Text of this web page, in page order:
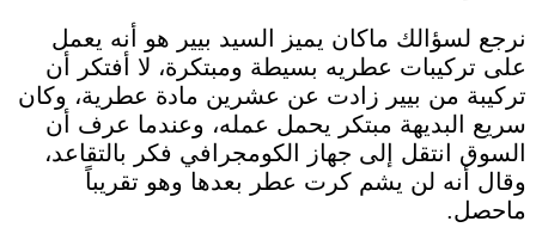
نرجع لسؤالك ماكان يميز السيد بيير هو أنه يعمل
على تركيبات عطريه بسيطة ومبتكرة، لا أفتكر أن
تركيبة من بيير زادت عن عشرين مادة عطرية، وكان
سريع البديهة مبتكر يحمل عمله، وعندما عرف أن
السوق انتقل إلى جهاز الكومجرافي فكر بالتقاعد،
وقال أنه لن يشم كرت عطر بعدها وهو تقريباً
ماحصل.